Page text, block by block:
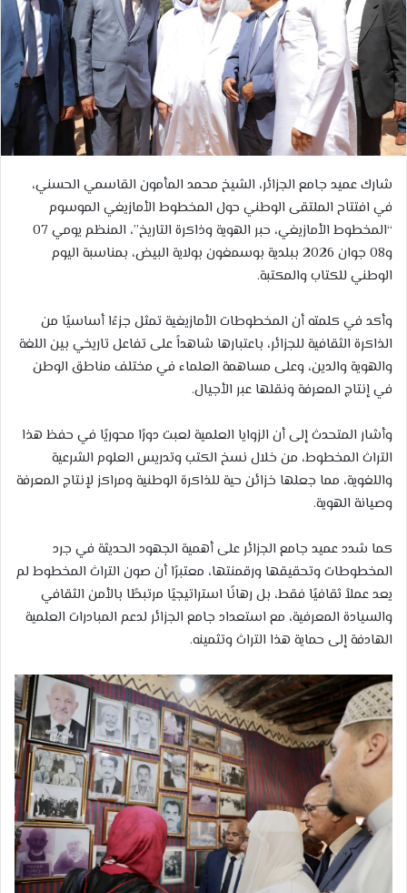
شارك عميد جامع الجزائر، الشيخ محمد المأمون القاسمي الحسني،
في افتتاح الملتقى الوطني حول المخطوط الأمازيغي الموسوم
“المخطوط الأمازيغي، حبر الهوية وذاكرة التاريخ”، المنظم يومي 07
و08 جوان 2026 ببلدية بوسمغون بولاية البيض، بمناسبة اليوم
الوطني للكتاب والمكتبة.
وأكد في كلمته أن المخطوطات الأمازيغية تمثل جزءًا أساسيًا من
الذاكرة الثقافية للجزائر، باعتبارها شاهداً على تفاعل تاريخي بين اللغة
والهوية والدين، وعلى مساهمة العلماء في مختلف مناطق الوطن
في إنتاج المعرفة ونقلها عبر الأجيال.
وأشار المتحدث إلى أن الزوايا العلمية لعبت دورًا محوريًا في حفظ هذا
التراث المخطوط، من خلال نسخ الكتب وتدريس العلوم الشرعية
واللغوية، مما جعلها خزائن حية للذاكرة الوطنية ومراكز لإنتاج المعرفة
وصيانة الهوية.
كما شدد عميد جامع الجزائر على أهمية الجهود الحديثة في جرد
المخطوطات وتحقيقها ورقمنتها، معتبرًا أن صون التراث المخطوط لم
يعد عملاً ثقافيًا فقط، بل رهانًا استراتيجيًا مرتبطًا بالأمن الثقافي
والسيادة المعرفية، مع استعداد جامع الجزائر لدعم المبادرات العلمية
الهادفة إلى حماية هذا التراث وتثمينه.